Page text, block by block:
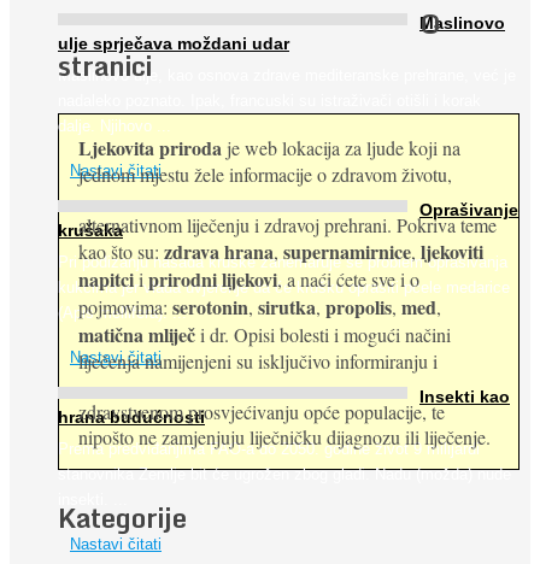
Maslinovo
ulje sprječava moždani udar
Maslinovo ulje, kao osnova zdrave mediteranske prehrane, već je
dalje. Njihovo ...
Nastavi čitati
Oprašivanje
krušaka
Pri podizanju nasada kruške zanemaruje se problem oprašivanja
kukcima jer vlada uvjerenje da će krušku oprašiti pčele medarice
(Apis mellifera). ...
Nastavi čitati
Insekti kao
hrana budućnosti
Prema predviđanjima FAO-a do 2050. godine život 9 milijardi
stanovnika Zemlje bit će ugrožen zbog gladi. Nadu (možda) nude
Nastavi čitati
O
stranici
Ljekovita priroda je web lokacija za ljude koji na
jednom mjestu žele informacije o zdravom životu,
alternativnom liječenju i zdravoj prehrani. Pokriva teme
kao što su: zdrava hrana, supernamirnice, ljekoviti
napitciiprirodni lijekovi, a naći ćete sve i o
pojmovima: serotonin, sirutka, propolis, med,
matična mliječi dr. Opisi bolesti i mogući načini
liječenja namijenjeni su isključivo informiranju i
zdravstvenom prosvjećivanju opće populacije, te
nipošto ne zamjenjuju liječničku dijagnozu ili liječenje.
Kategorije